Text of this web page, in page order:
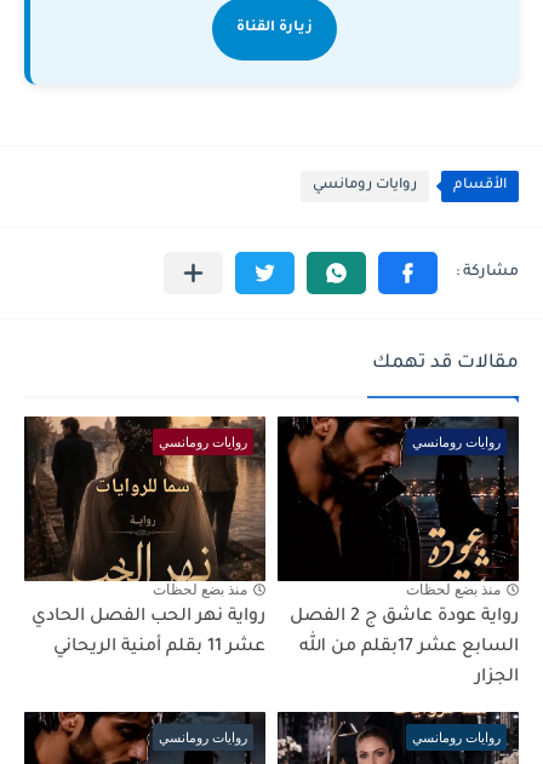
زيارة القناة
الأقسام روايات رومانسي
مقالات قد تهمك
روايات رومانسي
منذ بضع لحظات
رواية عودة عاشق ج 2 الفصل
السابع عشر 17بقلم من الله
الجزار
روايات رومانسي
منذ بضع لحظات
رواية نهر الحب الفصل الحادي
عشر 11 بقلم أمنية الريحاني
روايات رومانسي روايات رومانسي